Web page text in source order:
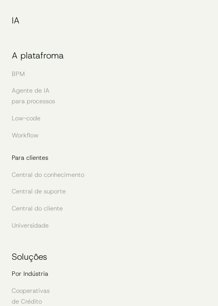
IA
A platafroma
BPM
Agente de IA
para processos
Low-code
Workflow
Para clientes
Central do conhecimento
Central de suporte
Central do cliente
Universidade
Soluções
Por Indústria
Cooperativas
de Crédito